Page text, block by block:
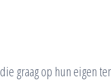
graag op hun eigen